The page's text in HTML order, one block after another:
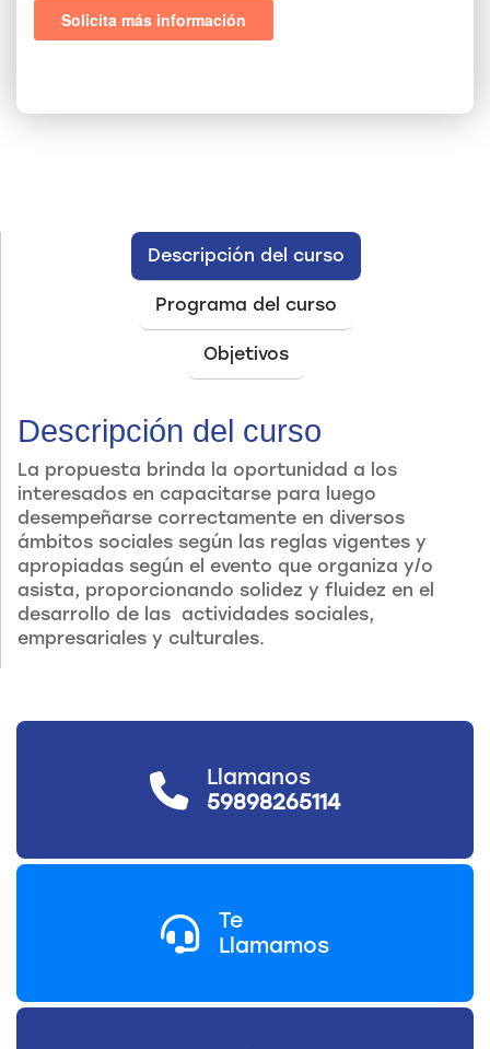
Descripción del curso
Programa del curso
Objetivos
Descripción del curso
La propuesta brinda la oportunidad a los
interesados en capacitarse para luego
desempeñarse correctamente en diversos
ámbitos sociales según las reglas vigentes y
apropiadas según el evento que organiza y/o
asista, proporcionando solidez y fluidez en el
desarrollo de las actividades sociales,
empresariales y culturales.
Llamanos
59898265114
Te
Llamamos